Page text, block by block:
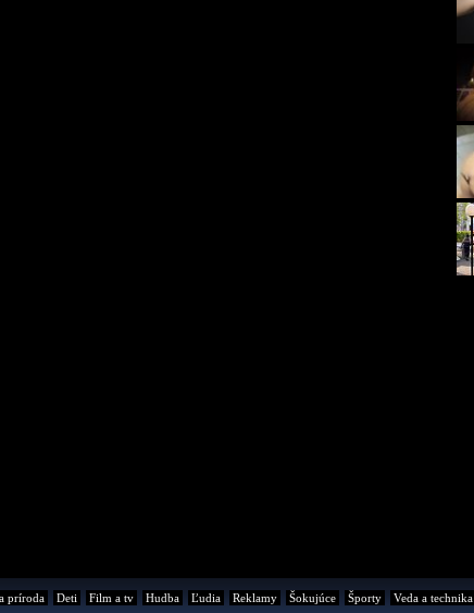
príroda Deti Film a tv Hudba Ľudia Reklamy Šokujúce Športy Veda a technika